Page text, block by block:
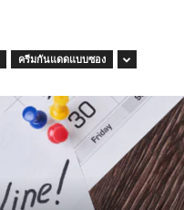
ครีมกันแดดแบบซอง